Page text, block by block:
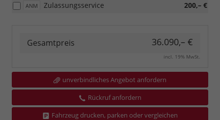
ANM 200,– €
Zulassungsservice
Gesamtpreis 36.090,– €
incl. 19% MwSt.
unverbindliches Angebot anfordern
Rückruf anfordern
Fahrzeug drucken, parken oder vergleichen